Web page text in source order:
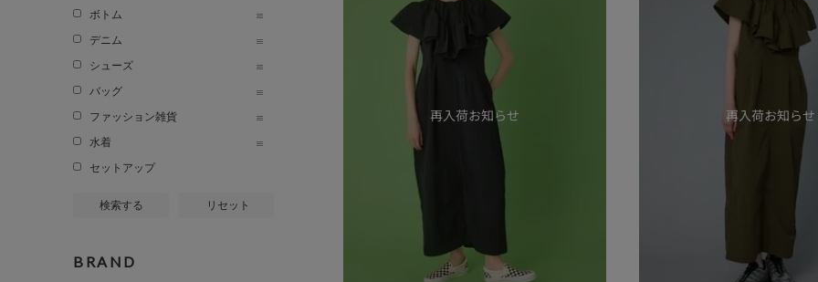
ボトム
デニム
シューズ
バッグ
ファッション雑貨
水着
セットアップ
検索する リセット
BRAND